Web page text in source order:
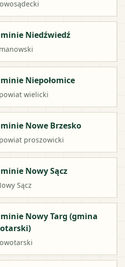
Niedźwiedź
Niepołomice
wielicki
Nowe Brzesko
proszowicki
Nowy Sącz
Sącz
Nowy Targ (gmina